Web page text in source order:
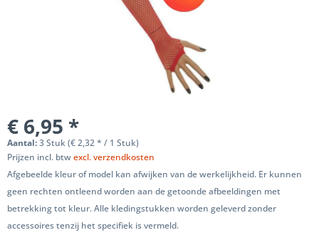
€ 6,95 *
Aantal:3 Stuk (€ 2,32 * / 1 Stuk)
Prijzen incl. btwexcl. verzendkosten
Afgebeelde kleur of model kan afwijken van de werkelijkheid. Er kunnen
geen rechten ontleend worden aan de getoonde afbeeldingen met
betrekking tot kleur. Alle kledingstukken worden geleverd zonder
accessoires tenzij het specifiek is vermeld.